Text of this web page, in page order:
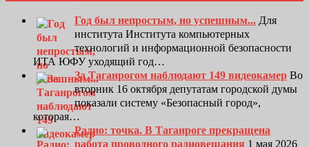
Год был непростым, но успешным... Для
института Института компьютерных
технологий и информационной безопасности
ИТА ЮФУ уходящий год…
За Таганрогом наблюдают 149 видеокамер Во
вторник 16 октября депутатам городской думы
показали систему «Безопасный город»,
которая…
Радио: точка. В Таганроге прекращена
работа проводного радиовещания 1 мая 2026